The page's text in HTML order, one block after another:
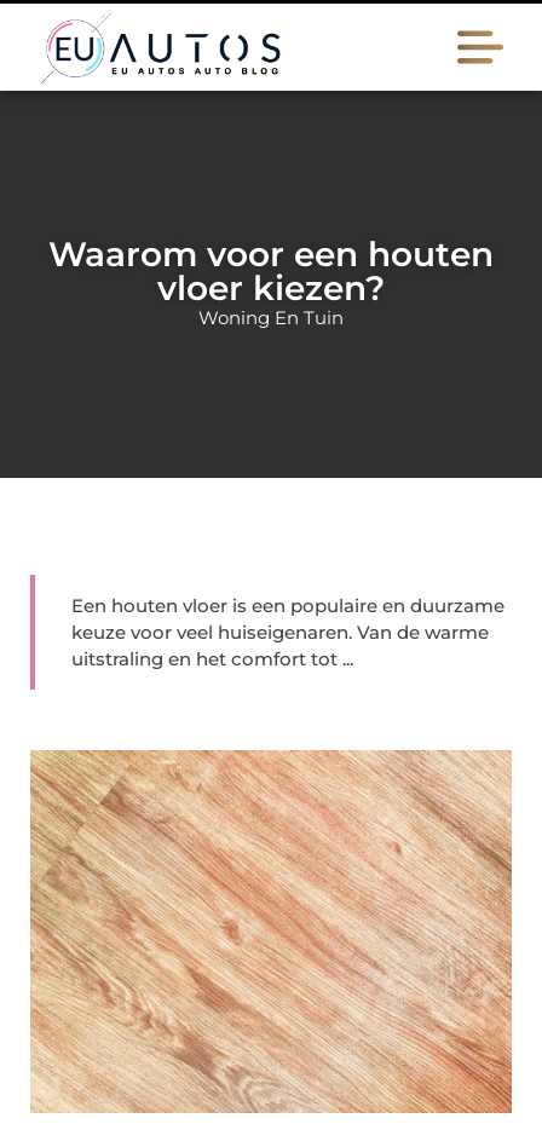
Waarom voor een houten
vloer kiezen?
Woning En Tuin
Een houten vloer is een populaire en duurzame
keuze voor veel huiseigenaren. Van de warme
uitstraling en het comfort tot ...